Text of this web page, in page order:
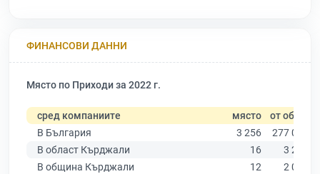
ФИНАНСОВИ ДАННИ
Място по Приходи за 2022 г.
сред компаниите място от общо
В България
3 256
277 019
В област Кърджали
16
3 205
В община Кърджали
12
2 021